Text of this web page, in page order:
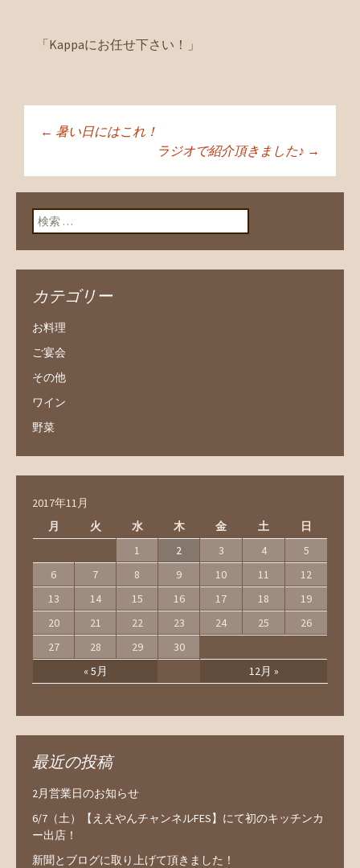
「Kappaにお任せ下さい！」
投稿ナビゲーショ
ン
← 暑い日にはこれ！
ラジオで紹介頂きました♪ →
検索:
カテゴリー
お料理
ご宴会
その他
ワイン
野菜
2017年11月
月
火 水 木 金 土 日
« 5月 12月 »
1 2 3 4
5
6
7 8 9 10 11
12
13
14 15 16 17 18
19
20
21 22 23 24 25
26
27
28 29 30
最近の投稿
2月営業日のお知らせ
6/7（土）【ええやんチャンネルFES】にて初のキッチンカ
ー出店！
新聞とブログに取り上げて頂きました！